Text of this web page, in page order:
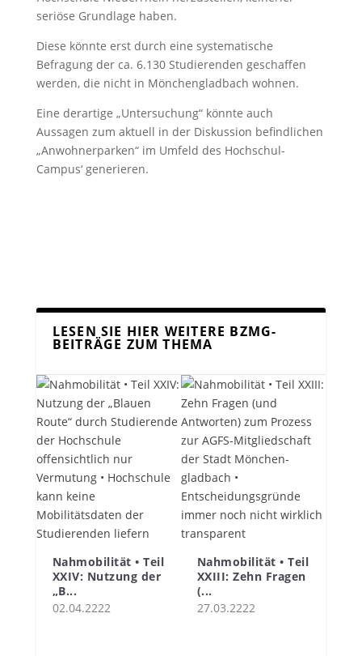
seriöse Grundlage haben.
Diese könnte erst durch eine systematische
Befragung der ca. 6.130 Studierenden geschaffen
werden, die nicht in Mönchengladbach wohnen.
Eine derartige „Untersuchung“ könnte auch
Aussagen zum aktuell in der Diskussion befindlichen
„Anwohnerparken“ im Umfeld des Hochschul-
Campus‘ generieren.
LESEN SIE HIER WEITERE BZMG-
BEITRÄGE ZUM THEMA
Nahmobilität • Teil
XXIV: Nutzung der
„B...
02.04.2222
Nahmobilität • Teil
XXIII: Zehn Fragen
(...
27.03.2222